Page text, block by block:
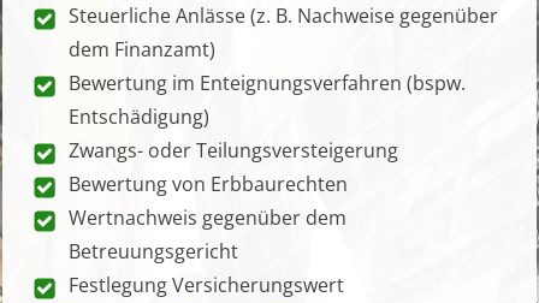
Steuerliche Anlässe (z. B. Nachweise gegenüber
dem Finanzamt)
Bewertung im Enteignungsverfahren (bspw.
Entschädigung)
Zwangs- oder Teilungsversteigerung
Bewertung von Erbbaurechten
Wertnachweis gegenüber dem
Betreuungsgericht
Festlegung Versicherungswert